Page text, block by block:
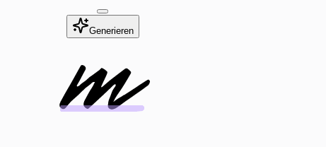
Generieren